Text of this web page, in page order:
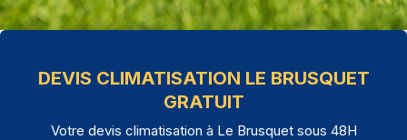
DEVIS CLIMATISATION LE BRUSQUET
GRATUIT
Votre devis climatisation à Le Brusquet sous 48H